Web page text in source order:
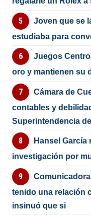
Joven que se
estudiaba para
Juegos
oro y mantienen su
Cámara de
contables y
Superintendencia
Hansel García
investigación por
tenido una relación
insinuó que si